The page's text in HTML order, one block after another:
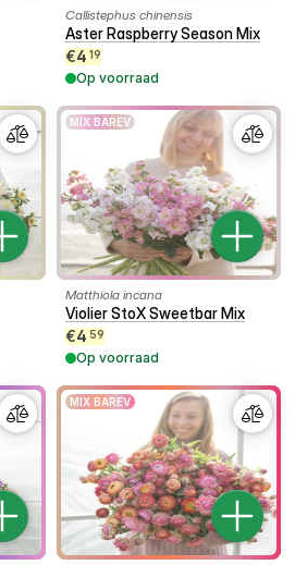
Callistephus chinensis
Aster Raspberry Season Mix
€4 19
Op voorraad
MIX BAREV
Matthiola incana
Violier StoX Sweetbar Mix
€4 59
Op voorraad
MIX BAREV